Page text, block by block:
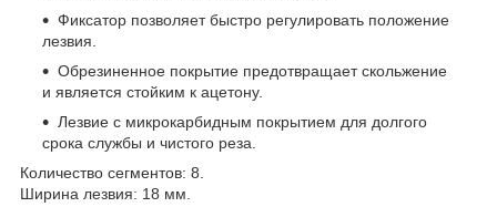
Фиксатор позволяет быстро регулировать положение
лезвия.
Обрезиненное покрытие предотвращает скольжение
и является стойким к ацетону.
Лезвие с микрокарбидным покрытием для долгого
срока службы и чистого реза.
Количество сегментов: 8.
Ширина лезвия: 18 мм.